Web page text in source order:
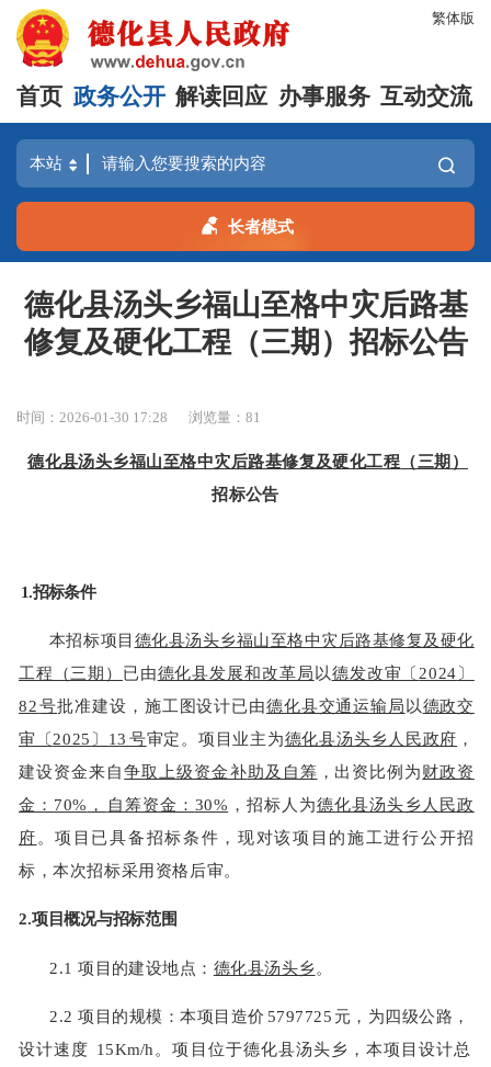
繁体版
首页 政务公开 解读回应 办事服务 互动交流
长者模式
德化县汤头乡福山至格中灾后路基
修复及硬化工程（三期）招标公告
时间：2026-01-30 17:28 浏览量：81
德化县汤头乡福山至格中灾后路基修复及硬化工程 （三期）
招标公告
1.招标条件
本招标项目 德化县汤头乡福山至格中灾后路基修复及硬化
工程（三期） 已由德化县发展和改革局 以德发改审〔 2024〕
82号批准建设，施工图设计已由德化县交通运输局 以德政交
审〔2025 〕 13 号审定。项目业主为德化县汤头乡人民政府 ，
建设资金来自争取上级资金补助及自筹 ，出资比例为财政资
金： 70% ， 自筹资金： 30% ，招标人为德化县汤头乡人民政
府 。项目已具备招标条件，现对该项目的施工进行公开招
标，本次招标采用资格后审。
2.项目概况与招标范围
2.1项目的建设地点： 德化县汤头乡。
2.2项目的规模：本项目造价 5797725 元，为四级公路，
设计速度 15Km/h 。项目位于德化县汤头乡，本项目设计总